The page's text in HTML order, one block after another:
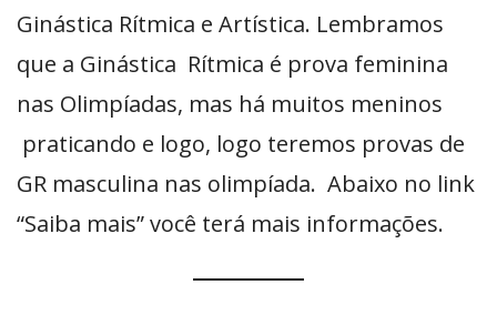
Ginástica Rítmica e Artística. Lembramos
que a Ginástica Rítmica é prova feminina
nas Olimpíadas, mas há muitos meninos
praticando e logo, logo teremos provas de
GR masculina nas olimpíada. Abaixo no link
“Saiba mais” você terá mais informações.